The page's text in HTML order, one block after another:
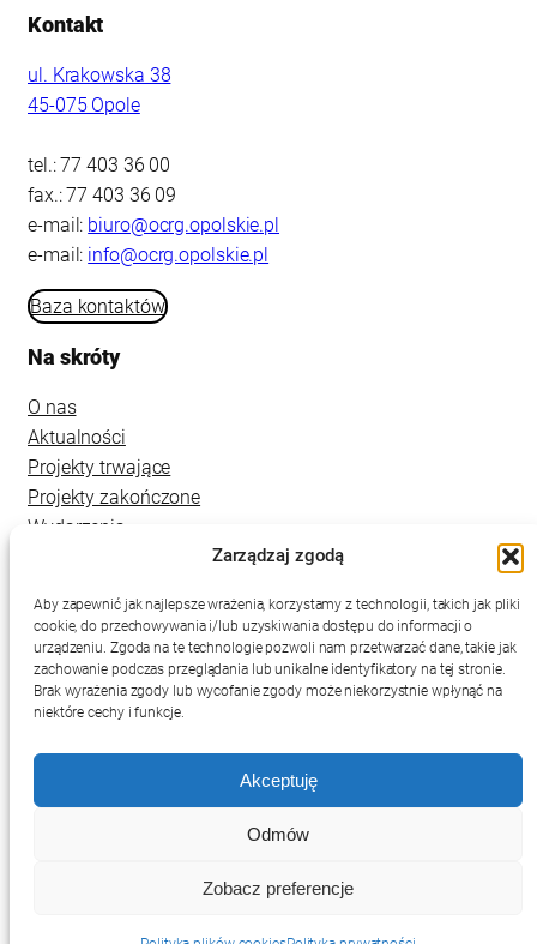
Zarządzaj zgodą
Aby zapewnić jak najlepsze wrażenia, korzystamy z technologii, takich jak pliki
cookie, do przechowywania i/lub uzyskiwania dostępu do informacji o
urządzeniu. Zgoda na te technologie pozwoli nam przetwarzać dane, takie jak
zachowanie podczas przeglądania lub unikalne identyfikatory na tej stronie.
Brak wyrażenia zgody lub wycofanie zgody może niekorzystnie wpłynąć na
niektóre cechy i funkcje.
Akceptuję
Odmów
Zobacz preferencje
Kontakt
ul. Krakowska 38
45-075 Opole
tel.: 77 403 36 00
fax.: 77 403 36 09
e-mail: biuro@ocrg.opolskie.pl
e-mail: info@ocrg.opolskie.pl
Baza kontaktów
Na skróty
O nas
Aktualności
Projekty trwające
Projekty zakończone
Wydarzenia
Mapa strony